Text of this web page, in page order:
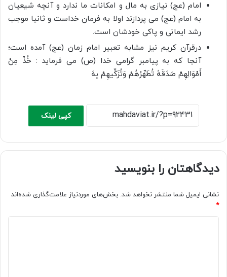
امام (عج) نیازی به مال و امکانات ما ندارد و آنچه شیعیان
به امام (عج) می پردازند اولا به فرمان خداست و ثانیا موجب
رشد ایمانی و پاکی خودشان است.
درقرآن کریم نیز مشابه تعبیر امام زمان (عج) آمده است؛
آنجا که به پیامبر گرامی خدا (ص) می فرماید : خُذْ مِنْ
أَمْوَالِهِمْ صَدَقَهً تُطَهِّرُهُمْ وَتُزَکِّیهِمْ بِهَ
کپی لینک
دیدگاهتان را بنویسید
نشانی ایمیل شما منتشر نخواهد شد. بخش‌های موردنیاز علامت‌گذاری شده‌اند
*